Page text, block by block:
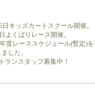
キッズカートスクール開催。
よくばりレース開催。
度レーススケジュール(暫定)
した。
ランスタッフ募集中！